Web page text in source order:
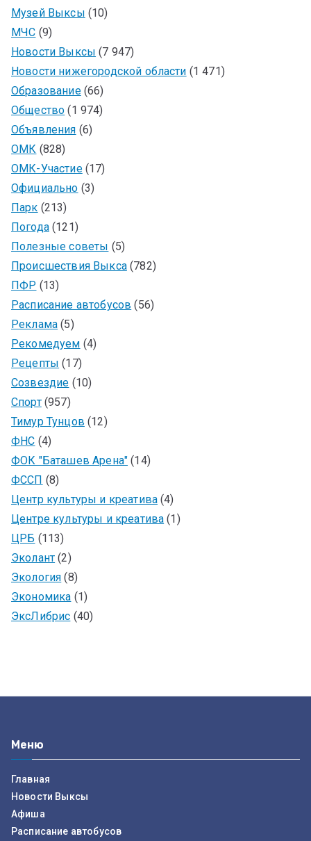
Музей Выксы (10)
МЧС (9)
Новости Выксы (7 947)
Новости нижегородской области (1 471)
Образование(66)
Общество (1 974)
Объявления (6)
ОМК (828)
ОМК-Участие(17)
Официально (3)
Парк (213)
Погода(121)
Полезные советы (5)
Происшествия Выкса(782)
ПФР (13)
Расписание автобусов (56)
Реклама (5)
Рекомедуем (4)
Рецепты (17)
Созвездие (10)
Спорт(957)
Тимур Тунцов (12)
ФНС (4)
ФОК "Баташев Арена" (14)
ФССП (8)
Центр культуры и креатива (4)
Центре культуры и креатива (1)
ЦРБ (113)
Эколант (2)
Экология (8)
Экономика (1)
ЭксЛибрис (40)
Меню
Главная
Новости Выксы
Афиша
Расписание автобусов